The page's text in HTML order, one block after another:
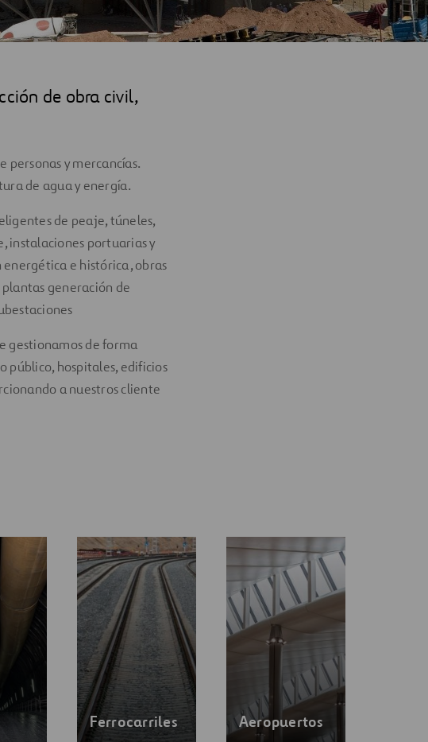
de obra civil,
y mercancías.
de agua y energía.
de peaje, túneles,
instalaciones portuarias y
e histórica, obras
generación de
gestionamos de forma
público, hospitales, edificios
a nuestros cliente
Ferrocarriles Aeropuertos